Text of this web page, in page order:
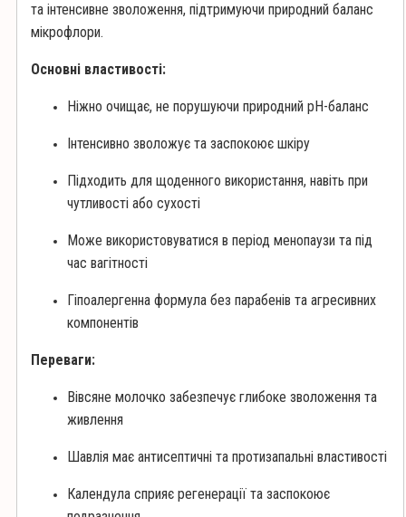
та інтенсивне зволоження, підтримуючи природний баланс
мікрофлори.
Основні властивості:
Ніжно очищає, не порушуючи природний pH-баланс
Інтенсивно зволожує та заспокоює шкіру
Підходить для щоденного використання, навіть при
чутливості або сухості
Може використовуватися в період менопаузи та під
час вагітності
Гіпоалергенна формула без парабенів та агресивних
компонентів
Переваги:
Вівсяне молочко забезпечує глибоке зволоження та
живлення
Шавлія має антисептичні та протизапальні властивості
Календула сприяє регенерації та заспокоює